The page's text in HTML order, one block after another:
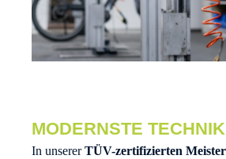
MODERNSTE TECHNIK
In unsererTÜV-zertifizierten